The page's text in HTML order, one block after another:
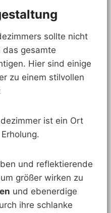
sollte nicht
das gesamte
Hier sind einige
zu einem stilvollen
ist ein Ort
und reflektierende
größer wirken zu
und ebenerdige
ihre schlanke